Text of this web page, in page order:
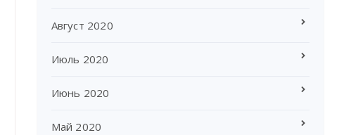
Август 2020
Июль 2020
Июнь 2020
Май 2020